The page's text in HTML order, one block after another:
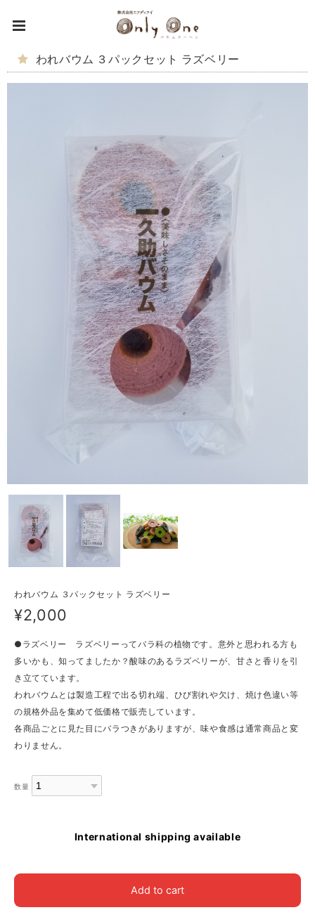
われバウム ３パックセット ラズベリー
われバウム ３パックセット ラズベリー
¥2,000
●ラズベリー ラズベリーってバラ科の植物です。意外と思われる方も
多いかも、知ってましたか？酸味のあるラズベリーが、甘さと香りを引
き立てています。
われバウムとは製造工程で出る切れ端、ひび割れや欠け、焼け色違い等
の規格外品を集めて低価格で販売しています。
各商品ごとに見た目にバラつきがありますが、味や食感は通常商品と変
わりません。
数量
International shipping available
Add to cart